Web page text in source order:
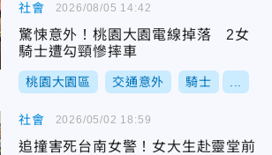
社會
驚悚意外！桃園大園電線掉落 2女
騎士遭勾頸慘摔車
桃園大園區 交通意外 騎士
2026/08/05 14:42
社會
追撞害死台南女警！女大生赴靈堂前
2026/05/02 18:59